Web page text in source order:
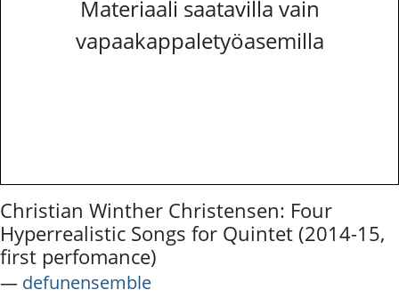
Materiaali saatavilla vain
vapaakappaletyöasemilla
Christian Winther Christensen: Four
Hyperrealistic Songs for Quintet (2014-15,
first perfomance)
― defunensemble